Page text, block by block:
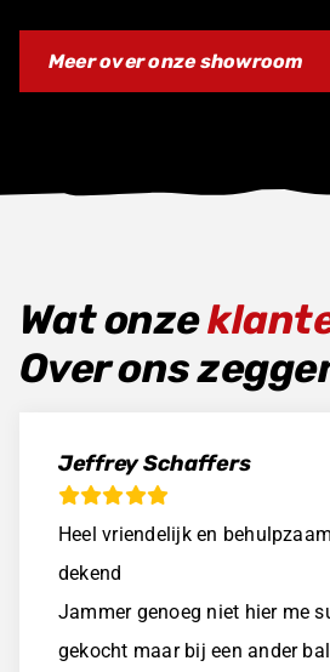
Meer over onze showroom
Wat onze
Over ons
Jeffrey Schaffers
Heel vriendelijk en
dekend
Jammer genoeg niet hier me
gekocht maar bij een ander